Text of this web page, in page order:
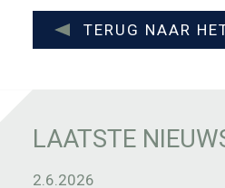
TERUG NAAR
LAATSTE
2.6.2026